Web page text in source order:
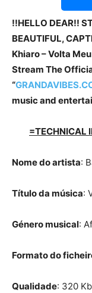
!!HELLO DEAR!!
BEAUTIFUL,
Khiaro – Volta Meu
Stream The
“
music and
=TECHNICAL
Nome do artista:
Título da música:
Género musical:
Formato do
Qualidade: 320